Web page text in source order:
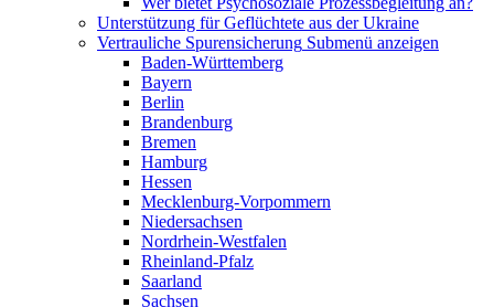
Unterstützung für Geflüchtete aus der Ukraine
Vertrauliche Spurensicherung Submenü anzeigen
Baden-Württemberg
Bayern
Berlin
Brandenburg
Bremen
Hamburg
Hessen
Mecklenburg-Vorpommern
Niedersachsen
Nordrhein-Westfalen
Rheinland-Pfalz
Saarland
Sachsen